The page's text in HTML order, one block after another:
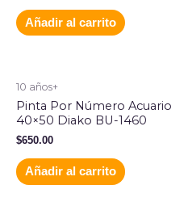
Añadir al carrito
10 años+
Pinta Por Número Acuario
40×50 Diako BU-1460
$650.00
Añadir al carrito